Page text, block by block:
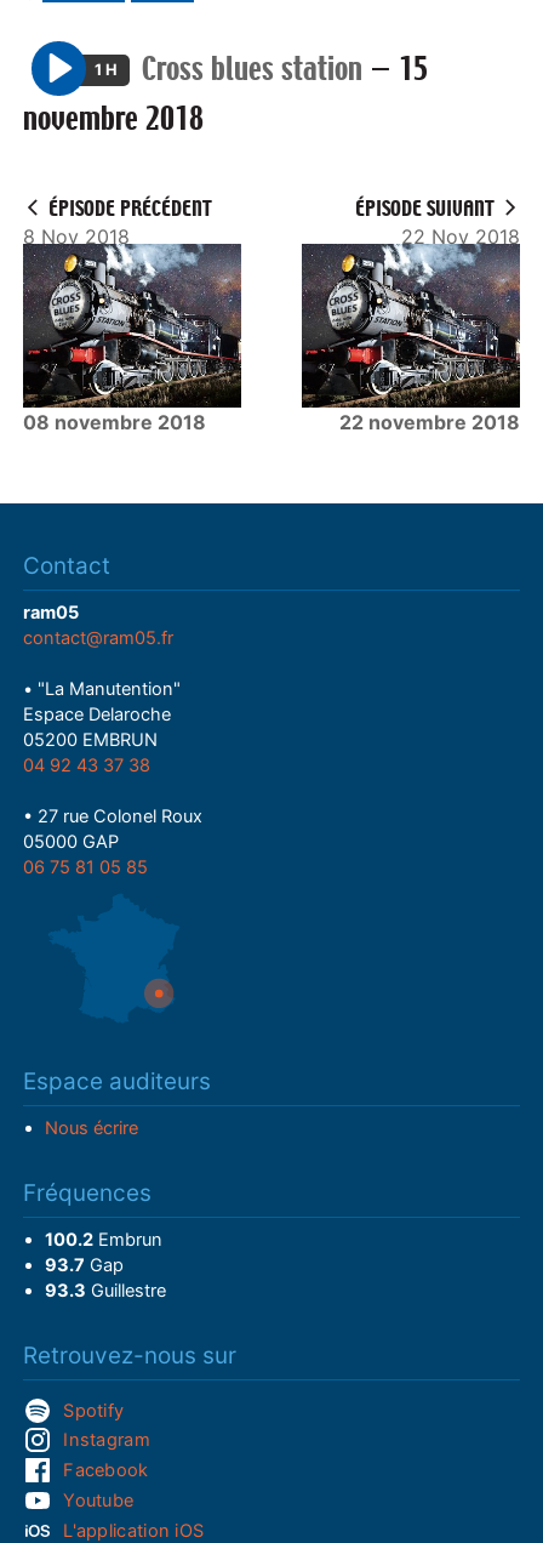
P
l
1 H Cross blues station — 15
novembre 2018
ÉPISODE PRÉCÉDENT
8 Nov 2018
08 novembre 2018
ÉPISODE SUIVANT
22 Nov 2018
22 novembre 2018
Contact
ram05
contact@ram05.fr
• "La Manutention"
Espace Delaroche
05200 EMBRUN
04 92 43 37 38
• 27 rue Colonel Roux
05000 GAP
06 75 81 05 85
Espace auditeurs
Nous écrire
Fréquences
100.2Embrun
93.7 Gap
93.3 Guillestre
Retrouvez-nous sur
Spotify
Instagram
Facebook
Youtube
L'application iOS